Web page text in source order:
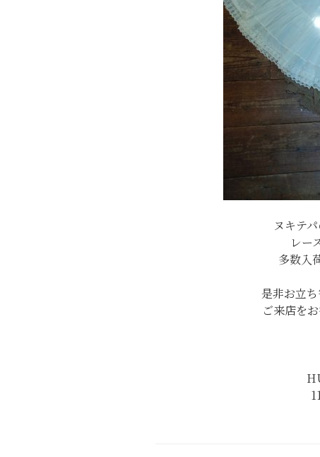
ヌキテ
レー
多数入
是非お立ち
ご来店を